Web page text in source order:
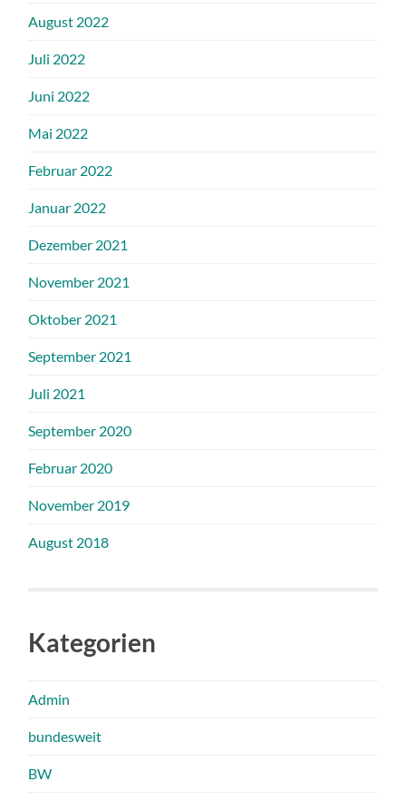
August 2022
Juli 2022
Juni 2022
Mai 2022
Februar 2022
Januar 2022
Dezember 2021
November 2021
Oktober 2021
September 2021
Juli 2021
September 2020
Februar 2020
November 2019
August 2018
Kategorien
Admin
bundesweit
BW